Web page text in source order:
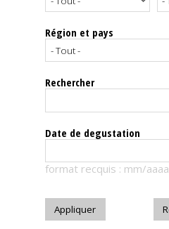
Notes
dégustation
Le
magazine
Télécharger
Région et pays
Rechercher
Date de degustation
format recquis : mm/aaaa